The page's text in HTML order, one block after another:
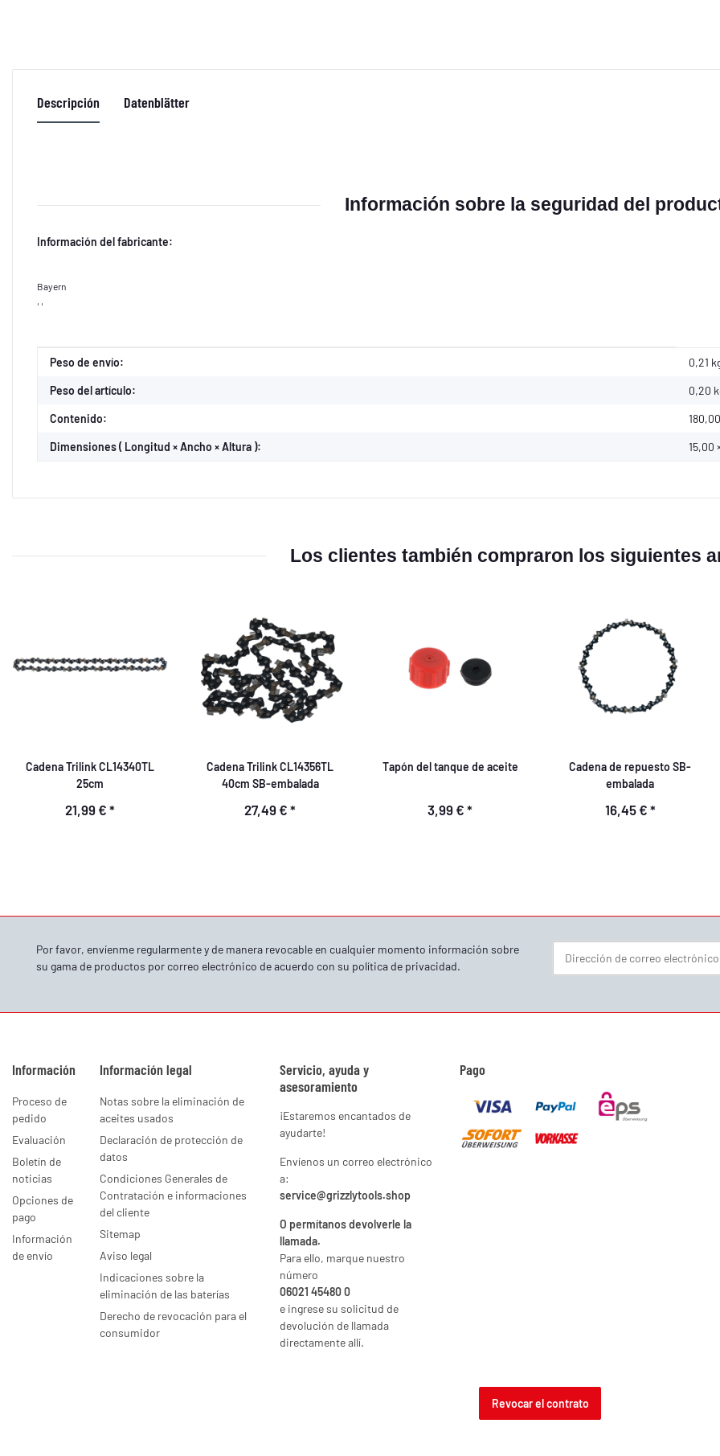
Descripción Datenblätter
Información sobre la seguridad del
Información del fabricante:
Bayern
Propiedad del producto
Valor
Peso de envío: 0,21
Peso del artículo: 0,20
Contenido:
Dimensiones ( Longitud × Ancho × Altura ): 15,00
Los clientes también compraron los siguientes
Cadena Trilink CL14340TL
25cm
21,99 € *
Cadena Trilink CL14356TL
40cm SB-embalada
27,49 € *
Tapón del tanque de aceite
3,99 € *
Cadena de repuesto SB-
embalada
16,45 € *
Por favor, envíenme regularmente y de manera revocable en cualquier momento información sobre
su gama de productos por correo electrónico de acuerdo con su política de privacidad.
Información
Proceso de
pedido
Evaluación
Boletín de
noticias
Opciones de
pago
Información
de envío
Información legal
Notas sobre la eliminación de
aceites usados
Declaración de protección de
datos
Condiciones Generales de
Contratación e informaciones
del cliente
Sitemap
Aviso legal
Indicaciones sobre la
eliminación de las baterías
Derecho de revocación para el
consumidor
Servicio, ayuda y
asesoramiento
¡Estaremos encantados de
ayudarte!
Envíenos un correo electrónico
a:
service@grizzlytools.shop
O permítanos devolverle la
llamada.
Para ello, marque nuestro
número
06021 45480 0
e ingrese su solicitud de
devolución de llamada
directamente allí.
Pago
Revocar el contrato